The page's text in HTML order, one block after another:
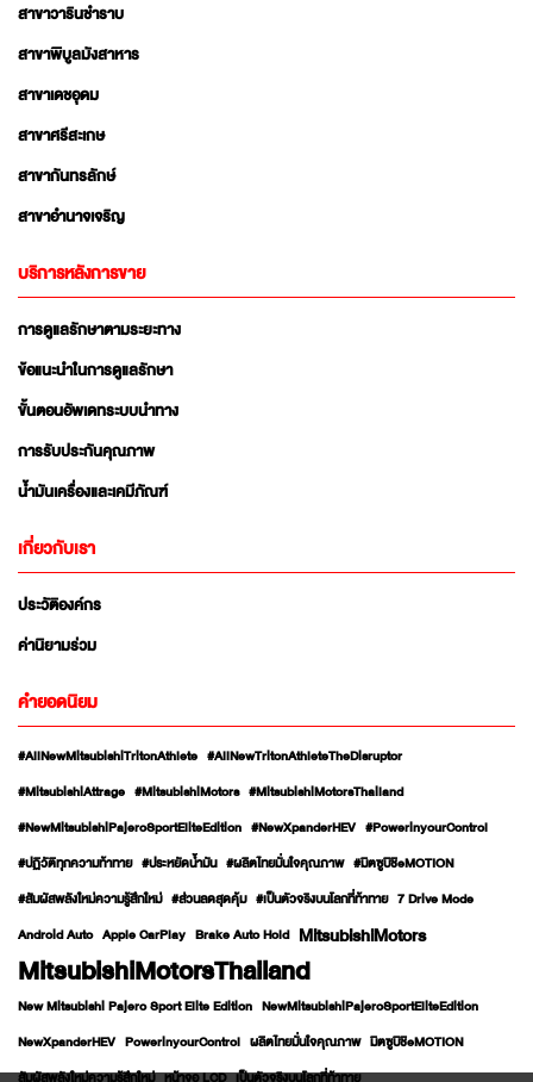
สาขาวารินชำราบ
สาขาพิบูลมังสาหาร
สาขาเดชอุดม
สาขาศรีสะเกษ
สาขากันทรลักษ์
สาขาอำนาจเจริญ
บริการหลังการขาย
การดูแลรักษาตามระยะทาง
ข้อแนะนำในการดูแลรักษา
ขั้นตอนอัพเดทระบบนำทาง
การรับประกันคุณภาพ
น้ำมันเครื่องและเคมีภัณฑ์
เกี่ยวกับเรา
ประวัติองค์กร
ค่านิยามร่วม
คำยอดนิยม
#AllNewMitsubishiTritonAthlete #AllNewTritonAthleteTheDisruptor
#MitsubishiAttrage #MitsubishiMotors #MitsubishiMotorsThailand
#NewMitsubishiPajeroSportEliteEdition #NewXpanderHEV #PowerinyourControl
#ปฏิวัติทุกความท้าทาย #ประหยัดน้ำมัน #ผลิตไทยมั่นใจคุณภาพ #มิตซูบิชิeMOTION
#สัมผัสพลังใหม่ความรู้สึกใหม่ #ส่วนลดสุดคุ้ม #เป็นตัวจริงบนโลกที่ท้าทาย 7 Drive Mode
Android Auto Apple CarPlay Brake Auto Hold MitsubishiMotors
MitsubishiMotorsThailand
New Mitsubishi Pajero Sport Elite Edition NewMitsubishiPajeroSportEliteEdition
NewXpanderHEV PowerinyourControl ผลิตไทยมั่นใจคุณภาพ มิตซูบิชิeMOTION